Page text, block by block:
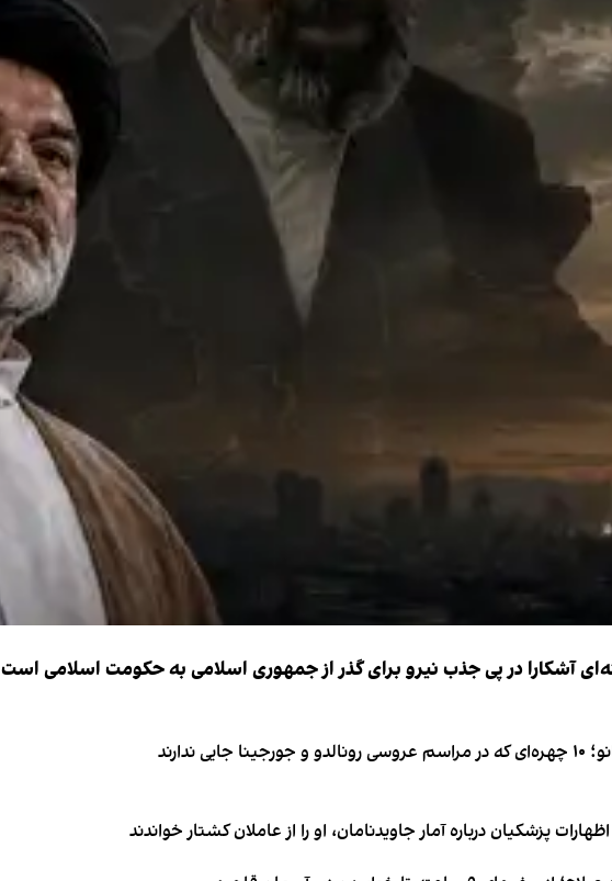
آشکارا در پی جذب نیرو برای گذر از جمهوری اسلامی به حکومت اسلامی است
ندارند
پزشکیان درباره آمار جاویدنامان، او را از عاملان کشتار خواندند